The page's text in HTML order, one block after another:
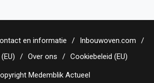
en informatie
Inbouwoven.com
Over ons Cookiebeleid (EU)
Medemblik Actueel